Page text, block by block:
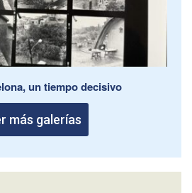
un tiempo decisivo
más galerías